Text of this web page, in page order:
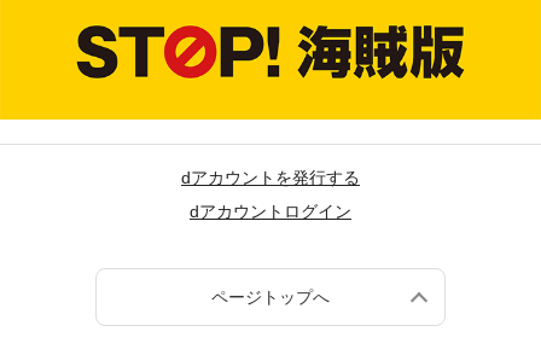
dアカウントを発行する
dアカウントログイン
ページトップへ